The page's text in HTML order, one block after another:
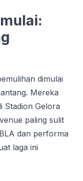
dimulai
Mereka
Stadion Gelora
paling sulit
dan performa
laga ini